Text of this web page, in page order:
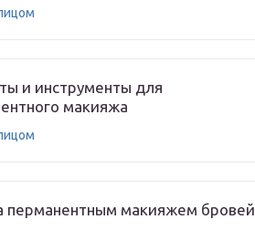
и инструменты для
макияжа
перманентным макияжем бровей